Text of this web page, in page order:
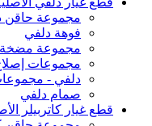
مجموعة حاقن
فوهة دلفي
مجموعة مضخة
مجموعات
دلفي -
صمام دلفي
قطع غيار كاتربيلر